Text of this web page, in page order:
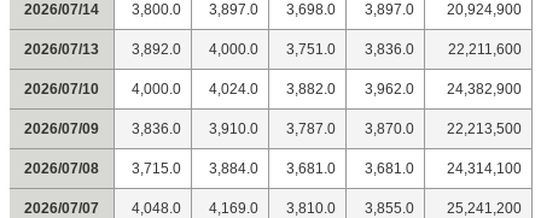
2026/07/14 3,800.0 3,897.0 3,698.0 3,897.0 20,924,900
2026/07/13 3,892.0 4,000.0 3,751.0 3,836.0 22,211,600
2026/07/10 4,000.0 4,024.0 3,882.0 3,962.0 24,382,900
2026/07/09 3,836.0 3,910.0 3,787.0 3,870.0 22,213,500
2026/07/08 3,715.0 3,884.0 3,681.0 3,681.0 24,314,100
2026/07/07 4,048.0 4,169.0 3,810.0 3,855.0 25,241,200